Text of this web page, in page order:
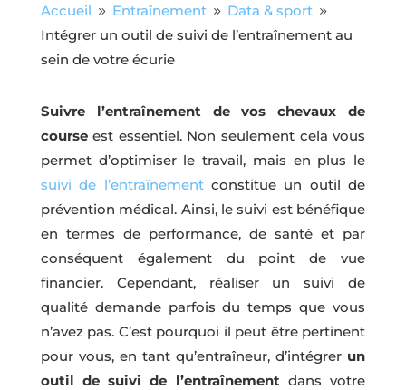
Accueil 9 Entraînement 9 Data & sport 9
Intégrer un outil de suivi de l’entraînement au
sein de votre écurie
Suivre l’entraînement de vos chevaux de
courseest essentiel. Non seulement cela vous
permet d’optimiser le travail, mais en plus le
suivi de l’entraînementconstitue un outil de
prévention médical. Ainsi, le suivi est bénéfique
en termes de performance, de santé et par
conséquent également du point de vue
financier. Cependant, réaliser un suivi de
qualité demande parfois du temps que vous
n’avez pas. C’est pourquoi il peut être pertinent
pour vous, en tant qu’entraîneur, d’intégrer un
outil de suivi de l’entraînement dans votre